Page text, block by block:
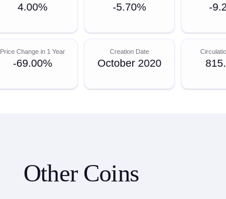
4.00% -5.70% -
Price Change in 1 Year
-69.00%
Creation Date
October 2020
Other Coins